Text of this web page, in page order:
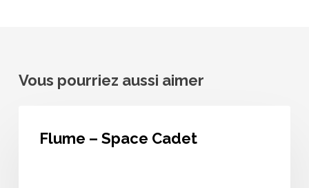
Vous pourriez aussi aimer
SpaceFlume – Space Cadet